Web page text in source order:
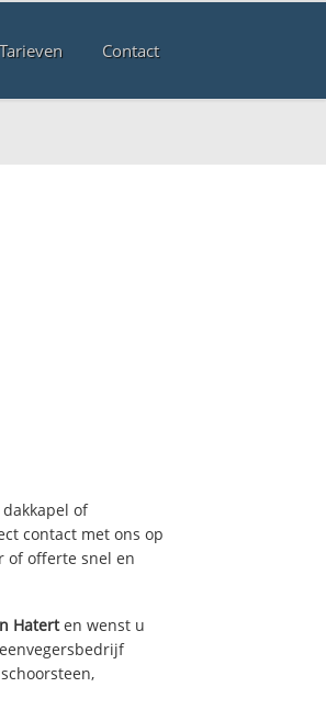
Tarieven Contact
of
contact met ons op
of offerte snel en
Haterten wenst u